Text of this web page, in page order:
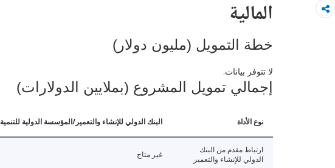
المالية
خطة التمويل (مليون دولار)
لا تتوفر بيانات.
إجمالي تمويل المشروع (بملايين الدولارات)
نوع الأداة البنك الدولي للإنشاء والتعمير/المؤسسة الدولية للتنمية
ارتباط مقدم من البنك
الدولي للإنشاء والتعمير
غير متاح